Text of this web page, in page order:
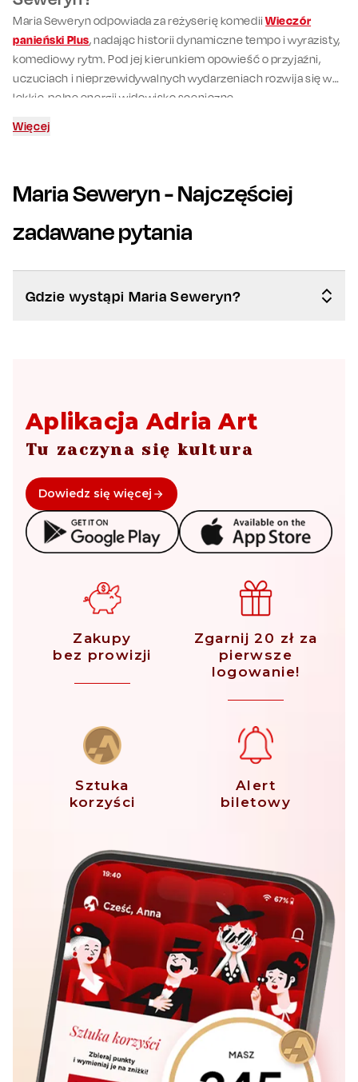
Maria Seweryn odpowiada za reżyserię komediiWieczór
panieński Plus, nadając historii dynamiczne tempo i wyrazisty,
komediowy rytm. Pod jej kierunkiem opowieść o przyjaźni,
uczuciach i nieprzewidywalnych wydarzeniach rozwija się w
lekkie, pełne energii widowisko sceniczne.
Więcej
Maria Seweryn- Najczęściej
zadawane pytania
Gdzie wystąpi Maria Seweryn?
Aplikacja Adria Art
Tu zaczyna się kultura
Dowiedz się więcej
Zakupy
bez prowizji
Zgarnij 20 zł za
pierwsze
logowanie!
Sztuka
korzyści
Alert
biletowy